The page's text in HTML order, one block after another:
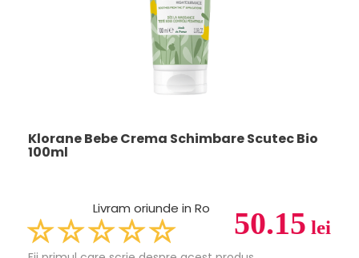
Klorane Bebe Crema Schimbare Scutec Bio
100ml
50.15 lei
Livram oriunde in Ro